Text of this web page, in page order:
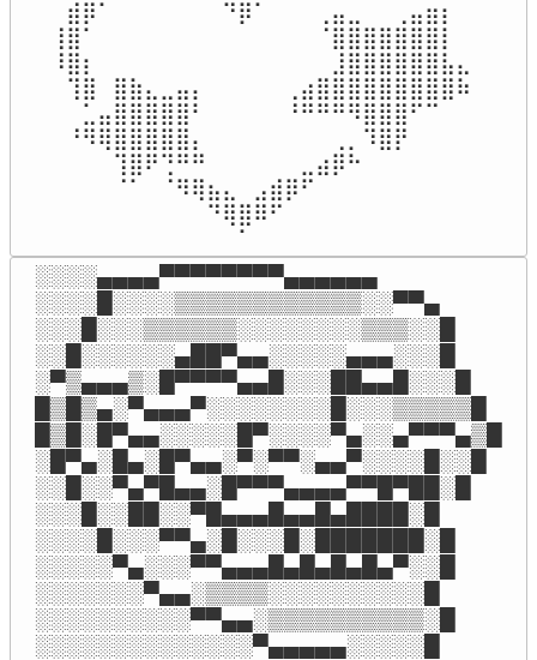
⠀⣾⡿⠁⠀⠀⠀⠀⠀⠀⠀⠙⡿⠁⠀⠀⠀⢀⣤⣀⠀⠀⢀⣤⣶⡆⠀⠀
⢸⣿⠁⠀⠀⠀⠀⠀⠀⠀⠀⠀⠀⠀⠀⠀⠀⠈⣿⣿⣿⣿⣿⣿⣿⡇⠀⠀
⠸⣿⡆⠀⠀⠀⠀⠀⠀⠀⠀⠀⠀⠀⠀⠀⠀⠀⣸⣿⣿⣿⣿⣿⣿⣧⣄⠀
⠀⢹⣿⠀⣿⣷⣄⣀⣤⡄⠀⠀⠀⠀⠀⢀⣴⣿⣿⣿⣿⣿⣿⣿⣿⣿⠷
⠀⠀⣁⣤⣿⣿⣿⣿⣿⠃⠀⠀⠀⠀⠀⠘⠛⠛⠛⠻⣿⣿⣿⠋⠉⠀⠀
⠀⠘⠻⢿⣿⣿⣿⣿⣿⡄⠀⠀⠀⠀⠀⠀⠀⠀⢀⡀⠹⣿⡟⠀⠀⠀⠀
⠀⠀⠀⠀⢹⣿⠟⢙⠛⠛⠀⠀⠀⠀⠀⠀⣀⣴⡿⠓⠀⠀⠀⠀⠀⠀⠀
⠀⠀⠀⠀⠈⠁⠀⠈⠻⢿⣦⣄⠀⣠⣾⡿⠋⠀⠀⠀⠀⠀⠀⠀⠀⠀
⠀⠀⠀⠀⠀⠀⠀⠀⠀⠀⠙⢿⣿⠿⠋⠀⠀⠀⠀⠀⠀⠀⠀⠀⠀⠀
⠀⠀⠀⠀⠀⠀⠀⠀⠀⠀⠀⠀⠁⠀⠀⠀⠀⠀⠀⠀⠀⠀⠀⠀⠀⠀
░░░░▄▄▄▄▀▀▀▀▀▀▀▀▄▄▄▄▄▄
░░░░█░░░░▒▒▒▒▒▒▒▒▒▒▒▒░░▀▀▄
░░░█░░░▒▒▒▒▒▒░░░░░░░░▒▒▒░░█
░░█░░░░░░▄██▀▄▄░░░░░▄▄▄░░░█
░▀▒▄▄▄▒░█▀▀▀▀▄▄█░░░██▄▄█░░░█
█▒█▒▄░▀▄▄▄▀░░░░░░░░█░░░▒▒▒▒▒█
█▒█░█▀▄▄░░░░░█▀░░░░▀▄░░▄▀▀▀▄▒█
░█▀▄░█▄░█▀▄▄░▀░▀▀░▄▄▀░░░░█░░█
░░█░░▀▄▀█▄▄░█▀▀▀▄▄▄▄▀▀█▀██░█
░░░█░░██░░▀█▄▄▄█▄▄█▄████░█
░░░░█░░░▀▀▄░█░░░█░███████░█
░░░░░▀▄░░░▀▀▄▄▄█▄█▄█▄█▄▀░░█
░░░░░░░▀▄▄░▒▒▒▒░░░░░░░░░░█
░░░░░░░░░░▀▀▄▄░▒▒▒▒▒▒▒▒▒▒░█
░░░░░░░░░░░░░░▀▄▄▄▄▄░░░░░█